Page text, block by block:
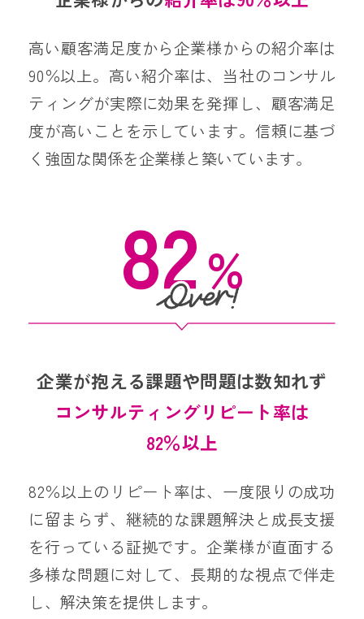
高い顧客満足度から企業様からの紹介率は
90％以上。高い紹介率は、当社のコンサル
ティングが実際に効果を発揮し、顧客満足
度が高いことを示しています。信頼に基づ
く強固な関係を企業様と築いています。
82
企業が抱える課題や問題は数知れず
コンサルティングリピート率は
82％以上
82％以上のリピート率は、一度限りの成功
に留まらず、継続的な課題解決と成長支援
を行っている証拠です。企業様が直面する
多様な問題に対して、長期的な視点で伴走
し、解決策を提供します。